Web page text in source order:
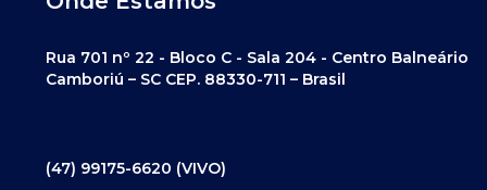
Rua 701 nº 22 - Bloco C - Sala 204 - Centro Balneário
Camboriú – SC CEP. 88330-711 – Brasil
(47) 99175-6620 (VIVO)